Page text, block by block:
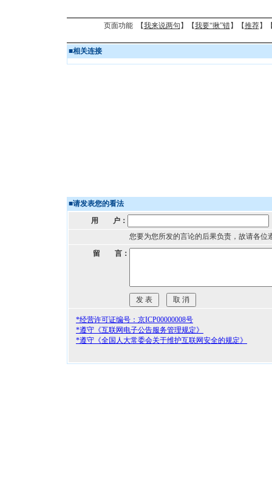
页面功能 【我来说两句 】【我要“揪”错】【推荐】
■相关连接
■请发表您的看法
用 户：
您要为您所发的言论的后果负责，故请各位
留 言：
*经营许可证编号：京ICP00000008号
*遵守《互联网电子公告服务管理规定》
*遵守《全国人大常委会关于维护互联网安全的规定》